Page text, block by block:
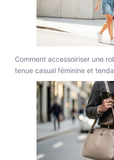
Comment accessoiriser une
tenue casual féminine et